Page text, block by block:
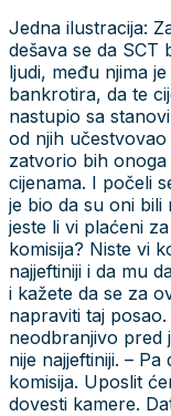
Jedna ilustracija:
dešava se da SCT
ljudi, među njima
bankrotira, da te
nastupio sa
od njih
zatvorio bih
cijenama. I počeli
je bio da su oni bili
jeste li vi plaćeni
komisija? Niste vi
najjeftiniji i da mu
i kažete da se za
napraviti taj
neodbranjivo pred
nije najjeftiniji. –
komisija. Uposlit
dovesti kamere.